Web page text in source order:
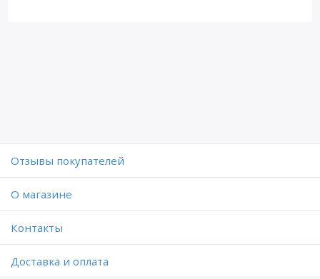
Отзывы покупателей
O магазине
Контакты
Доставка и оплата